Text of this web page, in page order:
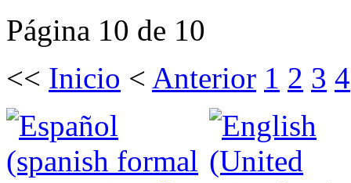
Página 10 de 10
<< Inicio < Anterior 1 2 3 4